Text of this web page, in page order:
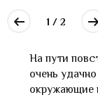
1 / 2
На пути
очень
окружающие